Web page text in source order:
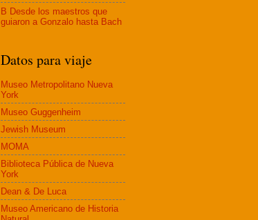
B Desde los maestros que
guiaron a Gonzalo hasta Bach
Datos para viaje
Museo Metropolitano Nueva
York
Museo Guggenheim
Jewish Museum
MOMA
Biblioteca Pública de Nueva
York
Dean & De Luca
Museo Americano de Historia